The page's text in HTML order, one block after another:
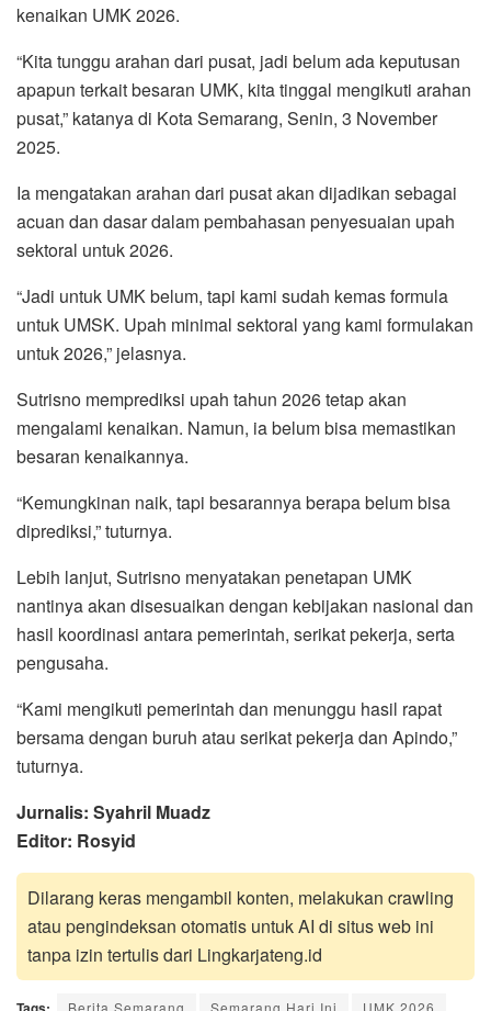
kenaikan UMK 2026.
“Kita tunggu arahan dari pusat, jadi belum ada keputusan
apapun terkait besaran UMK, kita tinggal mengikuti arahan
pusat,” katanya di Kota Semarang, Senin, 3 November
2025.
Ia mengatakan arahan dari pusat akan dijadikan sebagai
acuan dan dasar dalam pembahasan penyesuaian upah
sektoral untuk 2026.
“Jadi untuk UMK belum, tapi kami sudah kemas formula
untuk UMSK. Upah minimal sektoral yang kami formulakan
untuk 2026,” jelasnya.
Sutrisno memprediksi upah tahun 2026 tetap akan
mengalami kenaikan. Namun, ia belum bisa memastikan
besaran kenaikannya.
“Kemungkinan naik, tapi besarannya berapa belum bisa
diprediksi,” tuturnya.
Lebih lanjut, Sutrisno menyatakan penetapan UMK
nantinya akan disesuaikan dengan kebijakan nasional dan
hasil koordinasi antara pemerintah, serikat pekerja, serta
pengusaha.
“Kami mengikuti pemerintah dan menunggu hasil rapat
bersama dengan buruh atau serikat pekerja dan Apindo,”
tuturnya.
Jurnalis: Syahril Muadz
Editor: Rosyid
Dilarang keras mengambil konten, melakukan crawling
atau pengindeksan otomatis untuk AI di situs web ini
tanpa izin tertulis dari Lingkarjateng.id
Berita Semarang Semarang Hari Ini UMK 2026